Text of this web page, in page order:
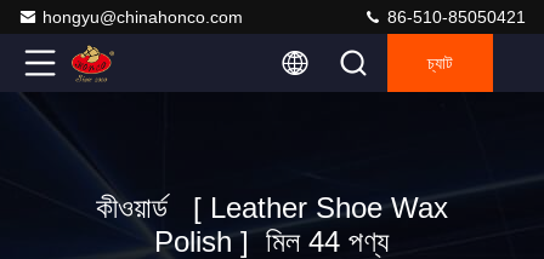
hongyu@chinahonco.com 86-510-85050421
চ্যাট
কীওয়ার্ড [ Leather Shoe Wax
Polish ] মিল 44 পণ্য